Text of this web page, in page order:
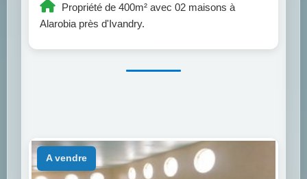
Propriété de 400m² avec 02 maisons à
Alarobia près d'Ivandry.
a vendre